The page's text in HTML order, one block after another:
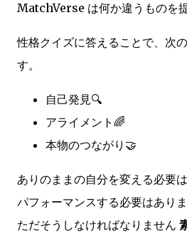
MatchVerse は何か違うものを提
性格クイズに答えることで、次
す。
自己発見🔍
アライメント🌈
本物のつながり🤝
ありのままの自分を変える必要は
パフォーマンスする必要はありま
ただそうしなければなりません